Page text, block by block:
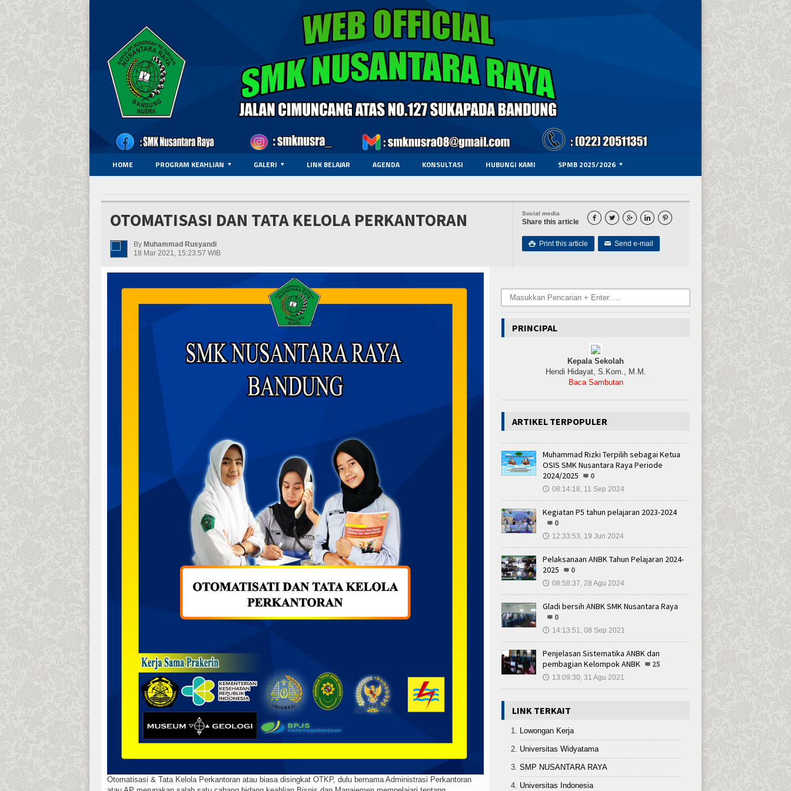
HOME PROGRAM KEAHLIAN GALERI LINK BELAJAR AGENDA KONSULTASI HUBUNGI KAMI SPMB 2025/2026
Social media
Share this article     
 Print this article ✉ Send e-mail
OTOMATISASI DAN TATA KELOLA PERKANTORAN
By Muhammad Rusyandi
18 Mar 2021, 15:23:57 WIB
Otomatisasi & Tata Kelola Perkantoran atau biasa disingkat OTKP, dulu bernama Administrasi Perkantoran
PRINCIPAL
Kepala Sekolah
Hendi Hidayat, S.Kom., M.M.
Baca Sambutan
ARTIKEL TERPOPULER
Muhammad Rizki Terpilih sebagai Ketua
OSIS SMK Nusantara Raya Periode
2024/2025
0
🕔 08:14:18, 11 Sep 2024
Kegiatan P5 tahun pelajaran 2023-2024
0
🕔 12:33:53, 19 Jun 2024
Pelaksanaan ANBK Tahun Pelajaran 2024-
2025
0
🕔 08:58:37, 28 Agu 2024
Gladi bersih ANBK SMK Nusantara Raya
0
🕔 14:13:51, 08 Sep 2021
Penjelasan Sistematika ANBK dan
pembagian Kelompok ANBK
25
🕔 13:09:30, 31 Agu 2021
LINK TERKAIT
Lowongan Kerja
Universitas Widyatama
SMP NUSANTARA RAYA
Universitas Indonesia